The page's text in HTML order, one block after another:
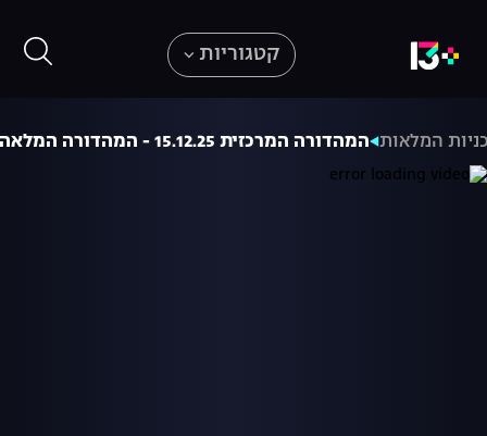
קטגוריות
המלאות המהדורה המרכזית 15.12.25 - המהדורה המלאה